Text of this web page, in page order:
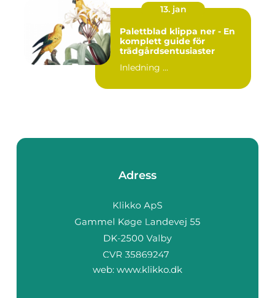
13. jan
Palettblad klippa ner - En
komplett guide för
trädgårdsentusiaster
Inledning ...
Adress
web: www.klikko.dk